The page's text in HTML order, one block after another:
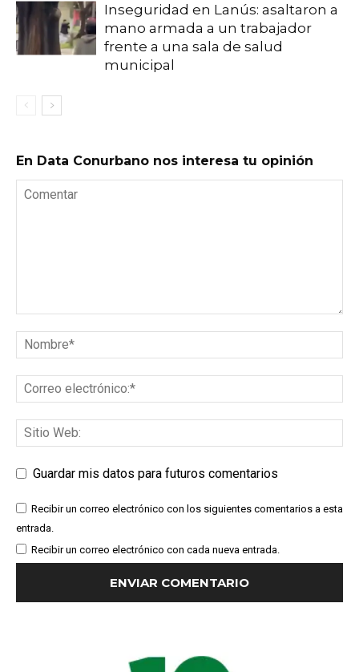
Inseguridad en Lanús: asaltaron a
mano armada a un trabajador
frente a una sala de salud
municipal
En Data Conurbano nos interesa tu opinión
Guardar mis datos para futuros comentarios
Recibir un correo electrónico con los siguientes comentarios a esta
entrada.
Recibir un correo electrónico con cada nueva entrada.